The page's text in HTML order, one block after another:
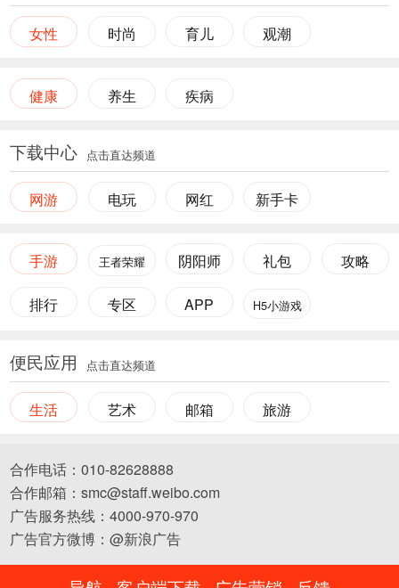
女性 时尚 育儿 观潮
健康 养生 疾病
下载中心 点击直达频道
网游 电玩 网红 新手卡
手游 王者荣耀 阴阳师 礼包 攻略
排行 专区 APP H5小游戏
便民应用 点击直达频道
生活 艺术 邮箱 旅游
合作电话：010-82628888
合作邮箱：smc@staff.weibo.com
广告服务热线：4000-970-970
广告官方微博：@新浪广告